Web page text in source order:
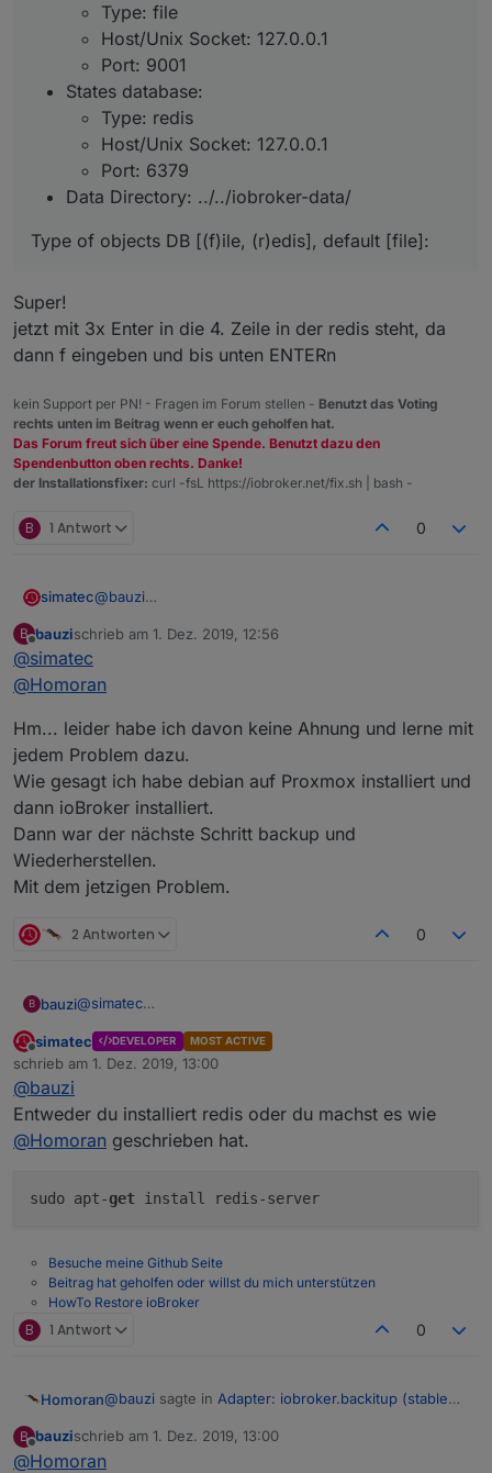
Type: file
Host/Unix Socket: 127.0.0.1
Port: 9001
States database:
Type: redis
Host/Unix Socket: 127.0.0.1
Port: 6379
Data Directory: ../../iobroker-data/
Type of objects DB [(f)ile, (r)edis], default [file]:
Super!
jetzt mit 3x Enter in die 4. Zeile in der redis steht, da
dann f eingeben und bis unten ENTERn
kein Support per PN! - Fragen im Forum stellen - Benutzt das Voting
rechts unten im Beitrag wenn er euch geholfen hat.
Das Forum freut sich über eine Spende. Benutzt dazu den
Spendenbutton oben rechts. Danke!
der Installationsfixer: curl -fsL https://iobroker.net/fix.sh | bash -
B 1 Antwort 0
simatec@bauzi
Dann musst du jetzt auch den Redis—Server
umstellen
B
Offline
bauzischrieb am 1. Dez. 2019, 12:56
zuletzt editiert von
@simatec
@Homoran
Hm... leider habe ich davon keine Ahnung und lerne mit
jedem Problem dazu.
Wie gesagt ich habe debian auf Proxmox installiert und
dann ioBroker installiert.
Dann war der nächste Schritt backup und
Wiederherstellen.
Mit dem jetzigen Problem.
2 Antworten 0
B bauzi@simatec
Hm... leider habe ich davon keine Ahnung und lerne mit
jedem Problem dazu.
dann ioBroker installiert.
Wiederherstellen.
Offline
simatec DEVELOPER MOST ACTIVE
schrieb am 1. Dez. 2019, 13:00
zuletzt editiert von
@bauzi
Entweder du installiert redis oder du machst es wie
@Homoran geschrieben hat.
sudo apt-get
Besuche meine Github Seite
Beitrag hat geholfen oder willst du mich unterstützen
HowTo Restore ioBroker
B 1 Antwort 0
Homoran@bauzi sagte in Adapter: iobroker.backitup (stable
B
Offline
bauzischrieb am 1. Dez. 2019, 13:00
zuletzt editiert von
@Homoran